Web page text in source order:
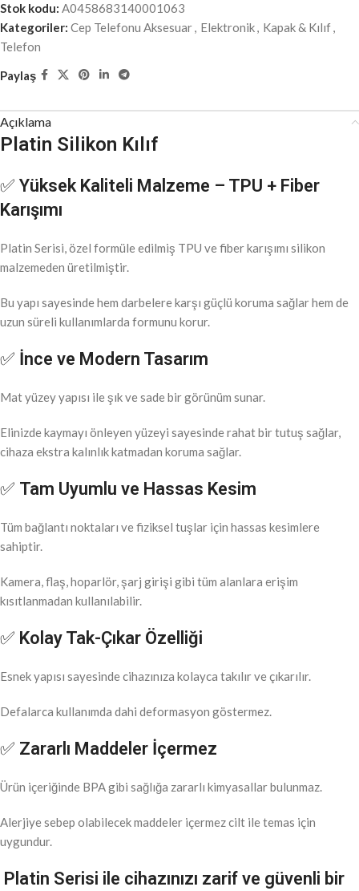
Stok kodu: A0458683140001063
Kategoriler: Cep Telefonu Aksesuar, Elektronik, Kapak & Kılıf,
Telefon
Paylaş
Açıklama
Platin Silikon Kılıf
✅ Yüksek Kaliteli Malzeme – TPU + Fiber
Karışımı
Platin Serisi, özel formüle edilmiş TPU ve fiber karışımı silikon
malzemeden üretilmiştir.
Bu yapı sayesinde hem darbelere karşı güçlü koruma sağlar hem de
uzun süreli kullanımlarda formunu korur.
✅ İnce ve Modern Tasarım
Mat yüzey yapısı ile şık ve sade bir görünüm sunar.
Elinizde kaymayı önleyen yüzeyi sayesinde rahat bir tutuş sağlar,
cihaza ekstra kalınlık katmadan koruma sağlar.
✅ Tam Uyumlu ve Hassas Kesim
Tüm bağlantı noktaları ve fiziksel tuşlar için hassas kesimlere
sahiptir.
Kamera, flaş, hoparlör, şarj girişi gibi tüm alanlara erişim
kısıtlanmadan kullanılabilir.
✅ Kolay Tak-Çıkar Özelliği
Esnek yapısı sayesinde cihazınıza kolayca takılır ve çıkarılır.
Defalarca kullanımda dahi deformasyon göstermez.
✅ Zararlı Maddeler İçermez
Ürün içeriğinde BPA gibi sağlığa zararlı kimyasallar bulunmaz.
Alerjiye sebep olabilecek maddeler içermez cilt ile temas için
uygundur.
Platin Serisi ile cihazınızı zarif ve güvenli bir